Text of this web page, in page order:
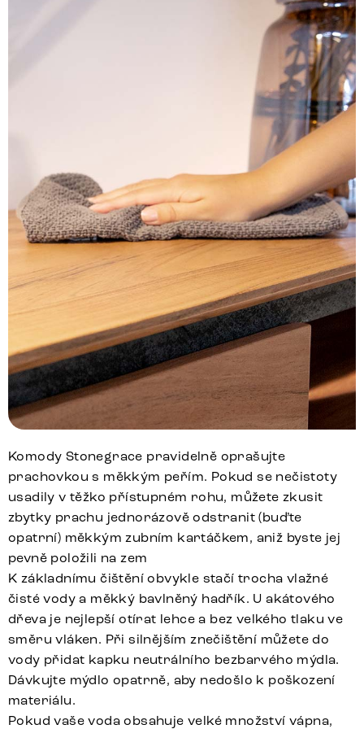
Komody Stonegrace pravidelně oprašujte
prachovkou s měkkým peřím. Pokud se nečistoty
usadily v těžko přístupném rohu, můžete zkusit
zbytky prachu jednorázově odstranit (buďte
opatrní) měkkým zubním kartáčkem, aniž byste jej
pevně položili na zem
K základnímu čištění obvykle stačí trocha vlažné
čisté vody a měkký bavlněný hadřík. U akátového
dřeva je nejlepší otírat lehce a bez velkého tlaku ve
směru vláken. Při silnějším znečištění můžete do
vody přidat kapku neutrálního bezbarvého mýdla.
Dávkujte mýdlo opatrně, aby nedošlo k poškození
materiálu.
Pokud vaše voda obsahuje velké množství vápna,